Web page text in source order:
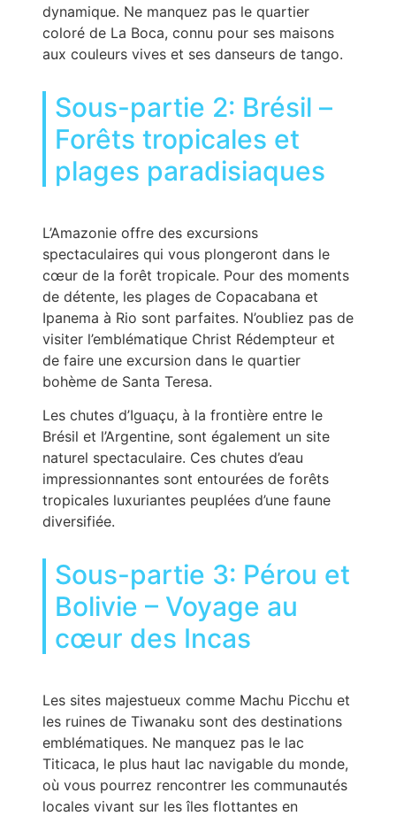
dynamique. Ne manquez pas le quartier
coloré de La Boca, connu pour ses maisons
aux couleurs vives et ses danseurs de tango.
Sous-partie 2: Brésil –
Forêts tropicales et
plages paradisiaques
L’Amazonie offre des excursions
spectaculaires qui vous plongeront dans le
cœur de la forêt tropicale. Pour des moments
de détente, les plages de Copacabana et
Ipanema à Rio sont parfaites. N’oubliez pas de
visiter l’emblématique Christ Rédempteur et
de faire une excursion dans le quartier
bohème de Santa Teresa.
Les chutes d’Iguaçu, à la frontière entre le
Brésil et l’Argentine, sont également un site
naturel spectaculaire. Ces chutes d’eau
impressionnantes sont entourées de forêts
tropicales luxuriantes peuplées d’une faune
diversifiée.
Sous-partie 3: Pérou et
Bolivie – Voyage au
cœur des Incas
Les sites majestueux comme Machu Picchu et
les ruines de Tiwanaku sont des destinations
emblématiques. Ne manquez pas le lac
Titicaca, le plus haut lac navigable du monde,
où vous pourrez rencontrer les communautés
locales vivant sur les îles flottantes en